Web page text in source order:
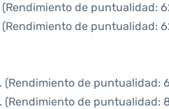
(Rendimiento de puntualidad:
(Rendimiento de puntualidad:
. (Rendimiento de puntualidad:
. (Rendimiento de puntualidad: